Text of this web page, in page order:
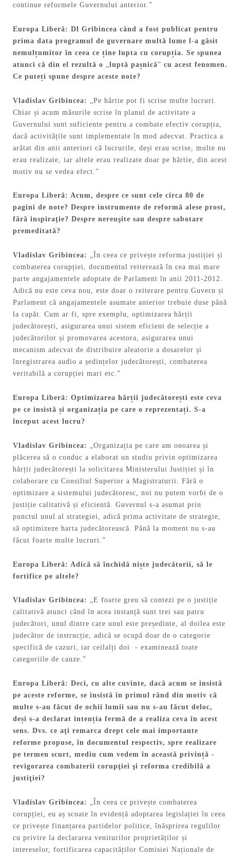
continue reformele Guvernului anterior.”
Europa Liberă: Dl Gribincea când a fost publicat pentru
prima data programul de guvernare multă lume l-a găsit
nemul țumitor în ceea ce ține lupta cu corupția. Se spunea
atunci că din el rezultă o
luptă pașnică” cu acest fenomen.
Ce puteți spune despre aceste note?
Vladislav Gribincea:
„Pe hârtie pot fi scrise multe lucruri.
Chiar și acum măsurile scrise în planul de activitate a
Guvernului sunt suficiente pentru a combate efectiv corupția,
dacă activitățile sunt implementate în mod adecvat. Practica a
arătat din anii anteriori că lucrurile, deși erau scrise, multe nu
erau realizate, iar altele erau realizate doar pe hârtie, din acest
motiv nu se vedea efect.”
Europa Liberă: Acum, despre ce sunt cele circa 80 de
pagini de note? Despre instrumente de reformă alese prost,
fără inspiraţie? Despre nereuşite sau despre sabotare
premeditată?
Vladislav Gribincea: „În ceea ce privește reforma justiției și
combaterea corupției, documentul reiterează în cea mai mare
parte angajamentele adoptate de Parlament în anii 2011-2012.
Adică nu este ceva nou, este doar o reiterare pentru Guvern și
Parlament că angajamentele asumate anterior trebuie duse până
la capăt. Cum ar fi, spre exemplu, optimizarea hărții
judecătorești, asigurarea unui sistem eficient de selecție a
judecătorilor și promovarea acestora, asigurarea unui
mecanism adecvat de distribuire aleatorie a dosarelor și
înregistrarea audio a ședințelor judecătorești, combaterea
veritabilă a corupției mari etc.”
Europa Liberă: Optimizarea hărții judecătorești este ceva
pe ce insistă și organizația pe care o reprezentați. S-a
început acest lucru?
Vladislav Gribincea:
„Organizația pe care am onoarea și
plăcerea să o conduc a elaborat un studiu privin optimizarea
hărții judecătorești la solicitarea Ministerului Justiției și în
colaborare cu Consiliul Superior a Magistraturii. Fără o
optimizare a sistemului judecătoresc, noi nu putem vorbi de o
justiție calitativă și eficientă. Guvernul s-a asumat prin
punctul unul al strategiei, adică prima activitate de strategie,
să optimizeze harta judecătorească. Până la moment nu s-au
făcut foarte multe lucruri.”
Europa Liberă: Adică să închidă niște judecătorii, să le
fortifice pe altele?
Vladislav Gribincea: „E foarte greu să contezi pe o justiție
calitativă atunci când în acea instanță sunt trei sau patru
judecători, unul dintre care unul este președinte, al doilea este
judecător de instrucție, adică se ocupă doar de o categorie
specifică de cazuri, iar ceilalți doi - examinează toate
categoriile de cauze.”
Europa Liberă: Deci, cu alte cuvinte, dacă acum se insistă
pe aceste reforme, se insistă în primul rând din motiv că
multe s-au făcut de ochii lumii sau nu s-au făcut deloc,
deși s-a declarat intenția fermă de a realiza ceva în acest
sens. Dvs. ce aţi remarca drept cele mai importante
reforme propuse, în documentul respectiv, spre realizare
pe termen scurt, mediu cum vedem în această privință -
revigorarea combaterii corupţiei şi reforma credibilă a
justiţiei?
Vladislav Gribincea: „În ceea ce privește combaterea
corupției, eu aș scoate în evidență adoptarea legislației în ceea
ce privește finanțarea partidelor politice, înăsprirea regulilor
cu privire la declararea veniturilor proprietăților și
intereselor, fortificarea capacităților Comisiei Naționale de